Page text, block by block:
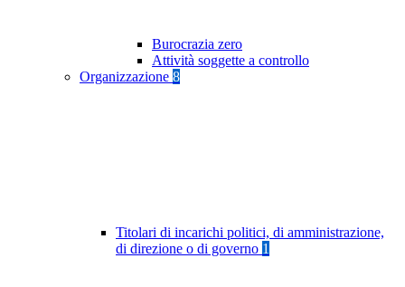
Burocrazia zero
Attività soggette a controllo
Organizzazione 8
Titolari di incarichi politici, di amministrazione,
di direzione o di governo 1